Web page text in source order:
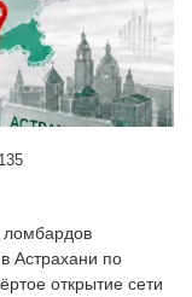
135
ломбардов
Астрахани по
открытие сети